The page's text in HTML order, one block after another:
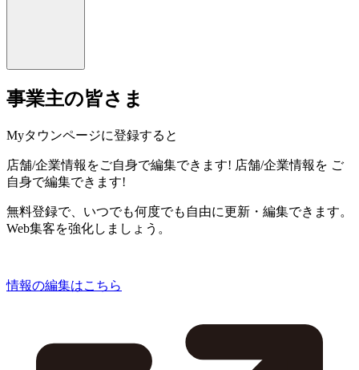
事業主の皆さま
Myタウンページに登録すると
店舗/企業情報をご自身で編集できます! 店舗/企業情報を ご
自身で編集できます!
無料登録で、いつでも何度でも自由に更新・編集できます。
Web集客を強化しましょう。
情報の編集はこちら